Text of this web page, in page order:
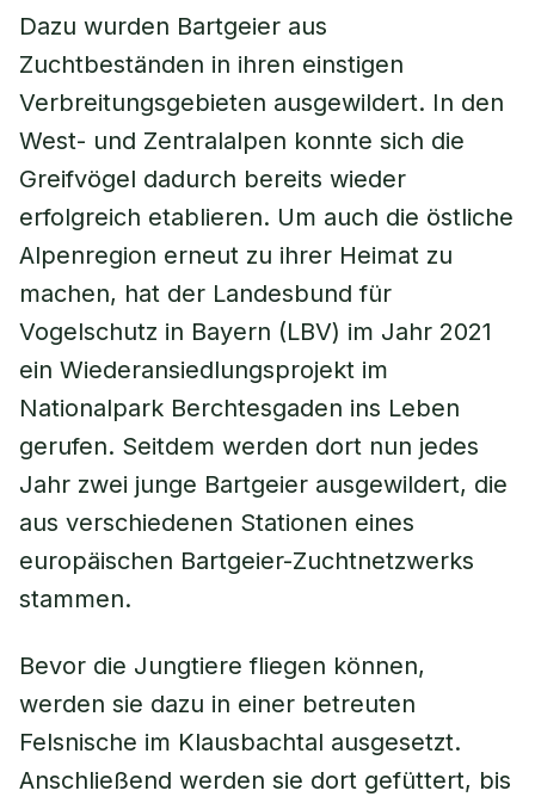
Dazu wurden Bartgeier aus
Zuchtbeständen in ihren einstigen
Verbreitungsgebieten ausgewildert. In den
West- und Zentralalpen konnte sich die
Greifvögel dadurch bereits wieder
erfolgreich etablieren. Um auch die östliche
Alpenregion erneut zu ihrer Heimat zu
machen, hat der Landesbund für
Vogelschutz in Bayern (LBV) im Jahr 2021
ein Wiederansiedlungsprojekt im
Nationalpark Berchtesgaden ins Leben
gerufen. Seitdem werden dort nun jedes
Jahr zwei junge Bartgeier ausgewildert, die
aus verschiedenen Stationen eines
europäischen Bartgeier-Zuchtnetzwerks
stammen.
Bevor die Jungtiere fliegen können,
werden sie dazu in einer betreuten
Felsnische im Klausbachtal ausgesetzt.
Anschließend werden sie dort gefüttert, bis